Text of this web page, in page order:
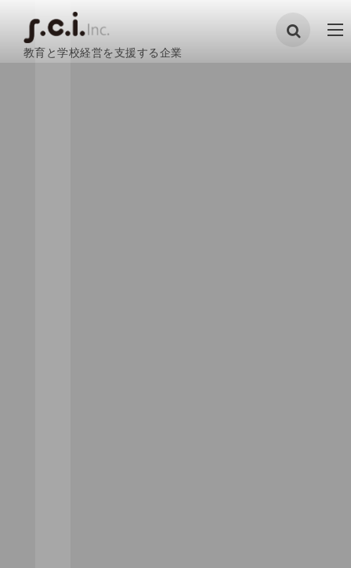
教育と学校経営を支援する企業